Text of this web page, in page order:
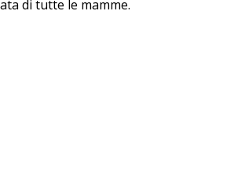
di tutte le mamme.